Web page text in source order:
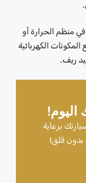
برعاية
بدون قلق!
منظم الحرارة أو
الكهربائية
ريف.